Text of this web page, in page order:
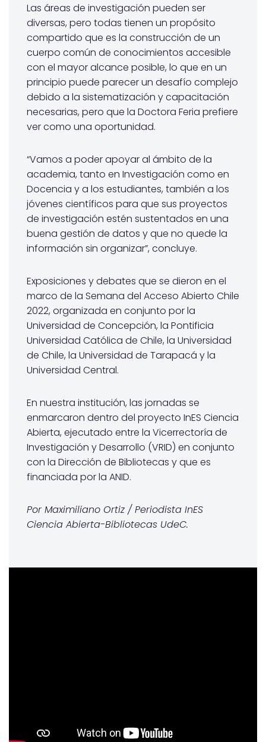
Las áreas de investigación pueden ser
diversas, pero todas tienen un propósito
compartido que es la construcción de un
cuerpo común de conocimientos accesible
con el mayor alcance posible, lo que en un
principio puede parecer un desafío complejo
debido a la sistematización y capacitación
necesarias, pero que la Doctora Feria prefiere
ver como una oportunidad.
“Vamos a poder apoyar al ámbito de la
academia, tanto en Investigación como en
Docencia y a los estudiantes, también a los
jóvenes científicos para que sus proyectos
de investigación estén sustentados en una
buena gestión de datos y que no quede la
información sin organizar”, concluye.
Exposiciones y debates que se dieron en el
marco de la Semana del Acceso Abierto Chile
2022, organizada en conjunto por la
Universidad de Concepción, la Pontificia
Universidad Católica de Chile, la Universidad
de Chile, la Universidad de Tarapacá y la
Universidad Central.
En nuestra institución, las jornadas se
enmarcaron dentro del proyecto InES Ciencia
Abierta, ejecutado entre la Vicerrectoría de
Investigación y Desarrollo (VRID) en conjunto
con la Dirección de Bibliotecas y que es
financiada por la ANID.
Por Maximiliano Ortiz / Periodista InES
Ciencia Abierta-Bibliotecas UdeC.